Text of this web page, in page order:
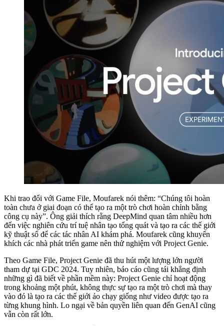
Khi trao đổi với Game File, Moufarek nói thêm: “Chúng tôi hoàn
toàn chưa ở giai đoạn có thể tạo ra một trò chơi hoàn chỉnh bằng
công cụ này”. Ông giải thích rằng DeepMind quan tâm nhiều hơn
đến việc nghiên cứu trí tuệ nhân tạo tổng quát và tạo ra các thế giới
kỹ thuật số để các tác nhân AI khám phá. Moufarek cũng khuyến
khích các nhà phát triển game nên thử nghiệm với Project Genie.
Theo Game File, Project Genie đã thu hút một lượng lớn người
tham dự tại GDC 2024. Tuy nhiên, báo cáo cũng tái khẳng định
những gì đã biết về phần mềm này: Project Genie chỉ hoạt động
trong khoảng một phút, không thực sự tạo ra một trò chơi mà thay
vào đó là tạo ra các thế giới ảo chạy giống như video được tạo ra
từng khung hình. Lo ngại về bản quyền liên quan đến GenAI cũng
vẫn còn rất lớn.